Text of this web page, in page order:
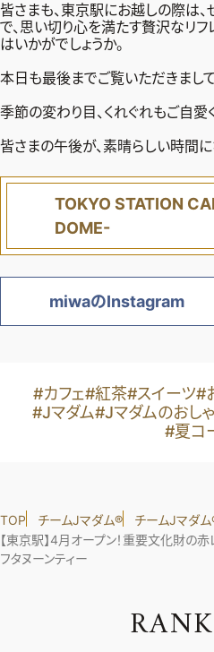
皆さまも、東京駅にお越しの際は
で、思い切り心を満たす贅沢なリ
はいかがでしょうか。
本日も最後までご覧いただきまして
季節の変わり目、くれぐれもご自愛
皆さまの午後が、素晴らしい時間に
TOKYO STATION
DOME-
miwaのInstagram
#カフェ#紅茶#スイーツ#
#Jマダム#Jマダムのおし
#夏コ
TOP チームJマダム®︎
チームJマダ
【東京駅】4月オープン！重要文化財の
フタヌーンティー
RANK